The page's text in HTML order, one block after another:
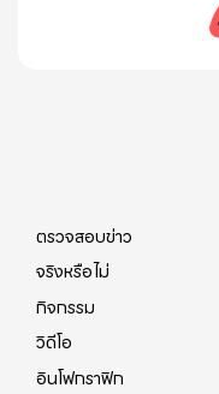
ต้องการความรู้สึกเย็
ประหยัดไฟ... ไม่ต้อง
#อยู่บ้านหยุดเชื้อเพื่อชาติ
ชีวิตเมืองมหานคร
smart living ▶️
https://
ตรวจสอบข่าว
จริงหรือไม่
กิจกรรม
วิดีโอ
อินโฟกราฟิก